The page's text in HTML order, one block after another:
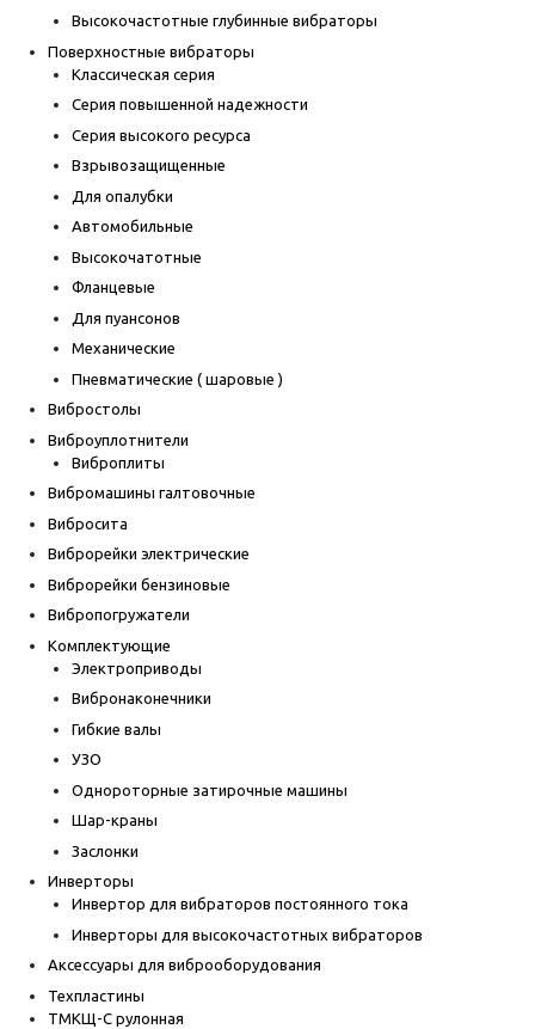
Высокочастотные глубинные вибраторы
Поверхностные вибраторы
Классическая серия
Серия повышенной надежности
Серия высокого ресурса
Взрывозащищенные
Для опалубки
Автомобильные
Высокочатотные
Фланцевые
Для пуансонов
Механические
Пневматические ( шаровые )
Вибростолы
Виброуплотнители
Виброплиты
Вибромашины галтовочные
Вибросита
Виброрейки электрические
Виброрейки бензиновые
Вибропогружатели
Комплектующие
Электроприводы
Вибронаконечники
Гибкие валы
УЗО
Однороторные затирочные машины
Шар-краны
Заслонки
Инверторы
Инвертор для вибраторов постоянного тока
Инверторы для высокочастотных вибраторов
Аксессуары для виброоборудования
Техпластины
ТМКЩ-С рулонная